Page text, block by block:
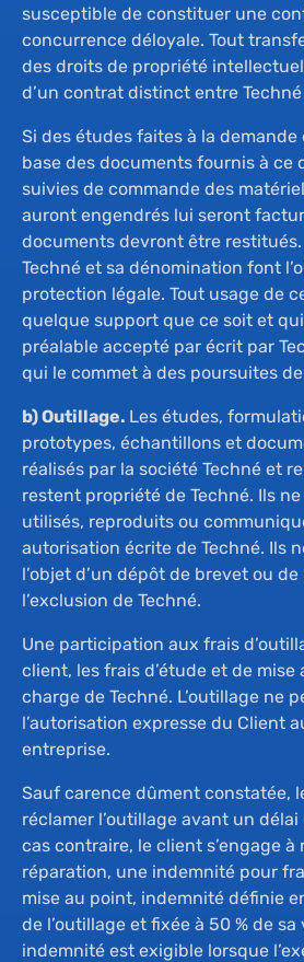
susceptible de constituer une
concurrence déloyale. Tout
des droits de propriété
d’un contrat distinct entre
Si des études faites à la demande
base des documents fournis à ce
suivies de commande des
auront engendrés lui seront
documents devront être
Techné et sa dénomination font
protection légale. Tout usage de
quelque support que ce soit et qui
préalable accepté par écrit par
qui le commet à des poursuites
b) Outillage. Les études,
prototypes, échantillons et
réalisés par la société Techné et
restent propriété de Techné. Ils
utilisés, reproduits ou
autorisation écrite de Techné. Ils
l’objet d’un dépôt de brevet ou de
l’exclusion de Techné.
Une participation aux frais
client, les frais d’étude et de
charge de Techné. L’outillage ne
l’autorisation expresse du Client
entreprise.
Sauf carence dûment constatée,
réclamer l’outillage avant un
cas contraire, le client s’engage à
réparation, une indemnité pour
mise au point, indemnité définie
de l’outillage et fixée à 50 % de
indemnité est exigible lorsque